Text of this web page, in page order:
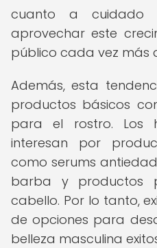
cuanto a cuidado
aprovechar este
público cada vez más
Además, esta
productos básicos
para el rostro. Los
interesan por
como serums
barba y productos
cabello. Por lo tanto,
de opciones para
belleza masculina